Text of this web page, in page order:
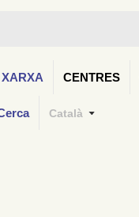
CENTRES
Català